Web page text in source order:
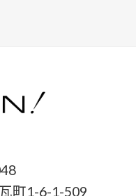
町1-6-1-509